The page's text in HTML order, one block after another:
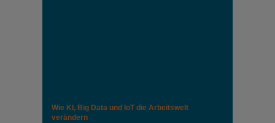
Wie KI, Big Data und IoT die Arbeitswelt
verändern